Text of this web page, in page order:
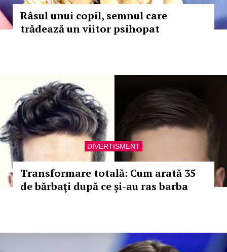
Râsul unui copil, semnul care
trădează un viitor psihopat
DIVERTISMENT
Transformare totală: Cum arată 35
de bărbaţi după ce şi-au ras barba